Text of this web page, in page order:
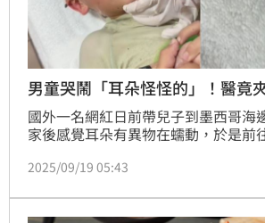
男童哭鬧「耳朵怪怪的」！醫竟
國外一名網紅日前帶兒子到墨西哥海
家後感覺耳朵有異物在蠕動，於是前
嚇一跳，感到不可思議，這段從耳朵
2025/09/19 05:43